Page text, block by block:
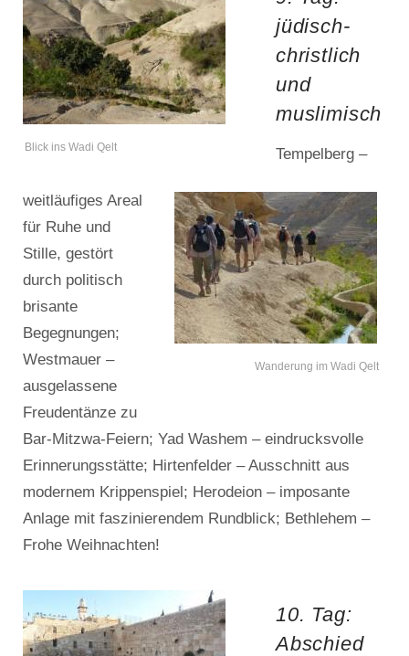
Blick ins Wadi Qelt
Wanderung im Wadi Qelt
jüdisch-
christlich
und
muslimisch
Tempelberg –
weitläufiges Areal
für Ruhe und
Stille, gestört
durch politisch
brisante
Begegnungen;
Westmauer –
ausgelassene
Freudentänze zu
Bar-Mitzwa-Feiern; Yad Washem – eindrucksvolle
Erinnerungsstätte; Hirtenfelder – Ausschnitt aus
modernem Krippenspiel; Herodeion – imposante
Anlage mit faszinierendem Rundblick; Bethlehem –
Frohe Weihnachten!
10. Tag:
Abschied